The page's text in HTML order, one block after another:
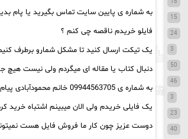
به شماره ی پایین سایت تماس بگیرید یا پام
فایلو خریدم ناقصه چی کنم ؟
یک تیکت ارسال کنید تا مشکل شمارو برطرف
دنبال کتاب یا مقاله ای میگردم ولی نیست هیچ
به شماره ی 09944563705 خانم محمودآبادی پیام بدید تا راهنمایی کنن شمارو و براتون پیدا کنن .
یک فایلی خریدم ولی الان میبینم اشتباه خرید
دوست عزیز چون کار ما فروش فایل هست
15
24
3
50
46
3
23
40